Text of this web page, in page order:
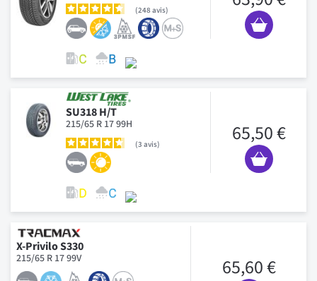
248 avis
SU318 H/T
215/65 R 17 99H
3 avis 65,50 €
X-Privilo S330
215/65 R 17 99V 65,60 €